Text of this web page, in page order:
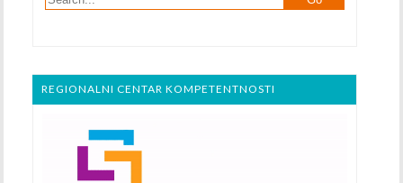
REGIONALNI CENTAR KOMPETENTNOSTI